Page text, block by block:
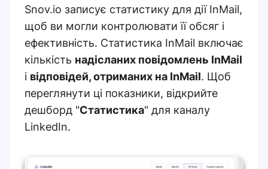
Snov.io записує статистику для дії InMail,
щоб ви могли контролювати її обсяг і
ефективність. Статистика InMail включає
кількість надісланих повідомлень InMail
і відповідей, отриманих на InMail. Щоб
переглянути ці показники, відкрийте
дешборд "Статистика" для каналу
LinkedIn.